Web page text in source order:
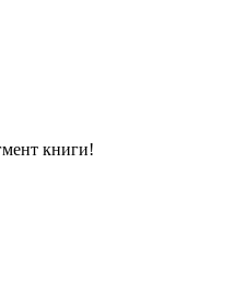
книги!